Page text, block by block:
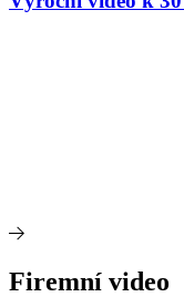
Firemní video